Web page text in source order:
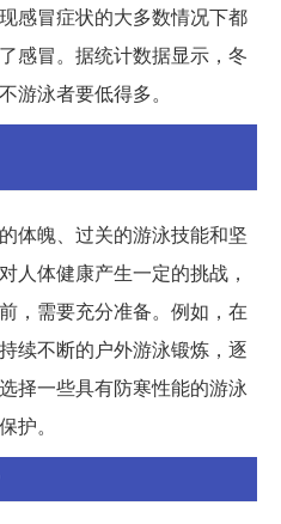
感冒症状的大多数情况下都
感冒。据统计数据显示，冬
游泳者要低得多。
体魄、过关的游泳技能和坚
人体健康产生一定的挑战，
，需要充分准备。例如，在
续不断的户外游泳锻炼，逐
择一些具有防寒性能的游泳
护。